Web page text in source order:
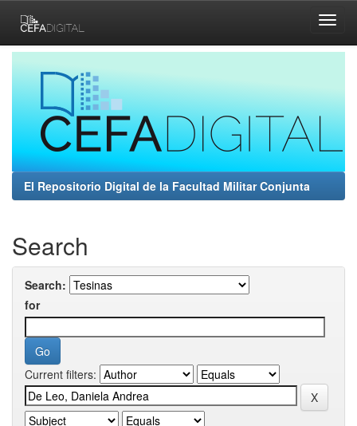
navigation
El Repositorio Digital de la Facultad Militar Conjunta
Search
Search:
for
Current filters: